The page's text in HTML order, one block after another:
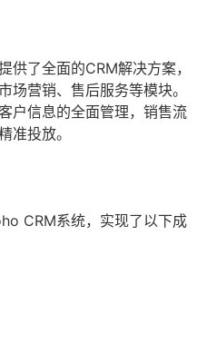
了全面的CRM解决方案，
场营销、售后服务等模块。
户信息的全面管理，销售流
准投放。
CRM系统，实现了以下成